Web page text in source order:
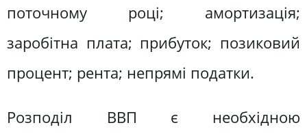
поточному році; амортизація;
заробітна плата; прибуток; позиковий
процент; рента; непрямі податки.
Розподіл ВВП є необхідною